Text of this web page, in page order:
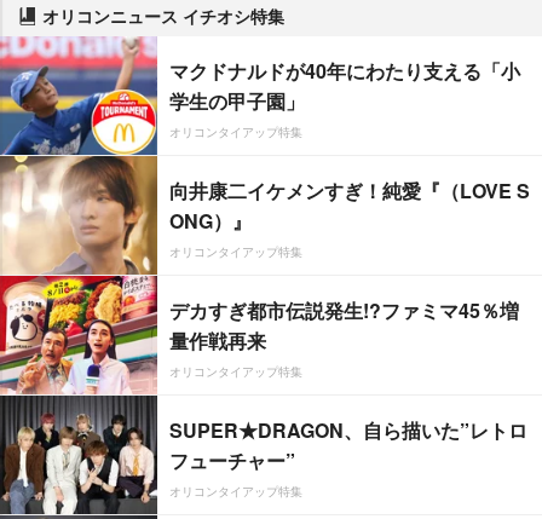
オリコンニュース イチオシ特集
マクドナルドが40年にわたり支える「小
学生の甲子園」
オリコンタイアップ特集
向井康二イケメンすぎ！純愛『（LOVE S
ONG）』
オリコンタイアップ特集
デカすぎ都市伝説発生!?ファミマ45％増
量作戦再来
オリコンタイアップ特集
SUPER★DRAGON、自ら描いた”レトロ
フューチャー”
オリコンタイアップ特集